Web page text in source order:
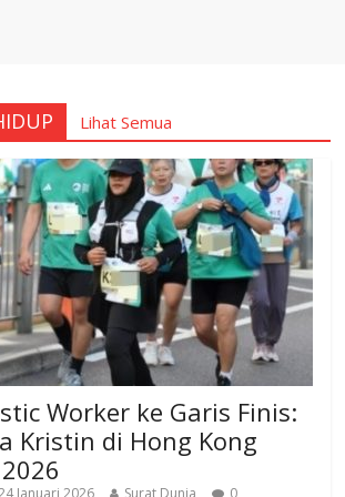
Lihat Semua
Worker ke Garis Finis:
Kristin di Hong Kong
24 Januari 2026 Surat Dunia 0